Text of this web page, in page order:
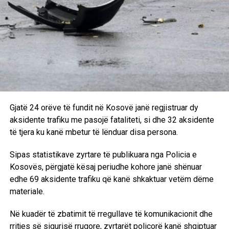
këtë fshat.
Gjatë bastisjes, policët kërkuan djalin e Isa Mirenës,
Fadilin.
Pas bastisjes dhe arrestimeve që bëri pardje policia serbe
në familjen Pllana në fshatin Shtitaricë të Vushtrrisë, dje u
liruan vëllezërit Besim, Rexhep, Hasim dhe Selim Pllana, si
Rexhep Pllanës, ndërsa Ramadan Pllanën, anëtar i
Kryesisë së LDK-së, Dega në Vushtrri dhe ish- i burgosur
politik i ndërgjegjës vazhdojnë ta mbajnë në paraburgim
është dërguar në burgun e Mitrovicës.
Merret vesh se të se të liruarit që u mbajtën pardje në
stacionin u policisë në Vushtrri nga ora 7.30 deri në orën
pretekst për rrahjen e këtyre personave, policia përdori
Gjatë 24 orëve të fundit në Kosovë janë regjistruar dy
aksidente trafiku me pasojë fataliteti, si dhe 32 aksidente
të tjera ku kanë mbetur të lënduar disa persona.
Sipas statistikave zyrtare të publikuara nga Policia e
Kosovës, përgjatë kësaj periudhe kohore janë shënuar
edhe 69 aksidente trafiku që kanë shkaktuar vetëm dëme
materiale.
Në kuadër të zbatimit të rregullave të komunikacionit dhe
rritjes së sigurisë rrugore, zyrtarët policorë kanë shqiptuar